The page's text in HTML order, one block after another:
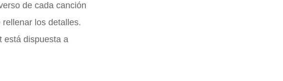
de cada canción
los detalles.
está dispuesta a